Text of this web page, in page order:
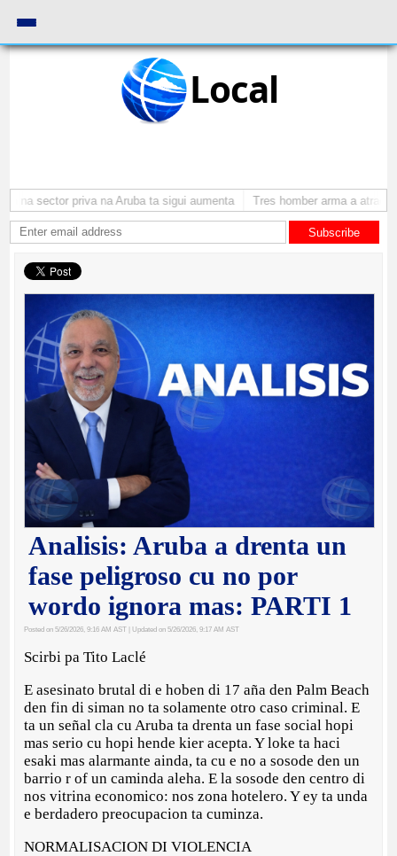
Local
na sector priva na Aruba ta sigui aumenta Tres homber arma a atraca
Subscribe
Analisis: Aruba a drenta un
fase peligroso cu no por
wordo ignora mas: PARTI 1
Posted on 5/26/2026, 9:16 AM AST | Updated on 5/26/2026, 9:17 AM AST
Scirbi pa Tito Laclé
E asesinato brutal di e hoben di 17 aña den Palm Beach
den fin di siman no ta solamente otro caso criminal. E
ta un señal cla cu Aruba ta drenta un fase social hopi
mas serio cu hopi hende kier acepta. Y loke ta haci
esaki mas alarmante ainda, ta cu e no a sosode den un
barrio r of un caminda aleha. E la sosode den centro di
nos vitrina economico: nos zona hotelero. Y ey ta unda
e berdadero preocupacion ta cuminza.
NORMALISACION DI VIOLENCIA